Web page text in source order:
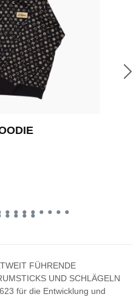
FÜHRENDE
UND SCHLÄGELN
für die Entwicklung und